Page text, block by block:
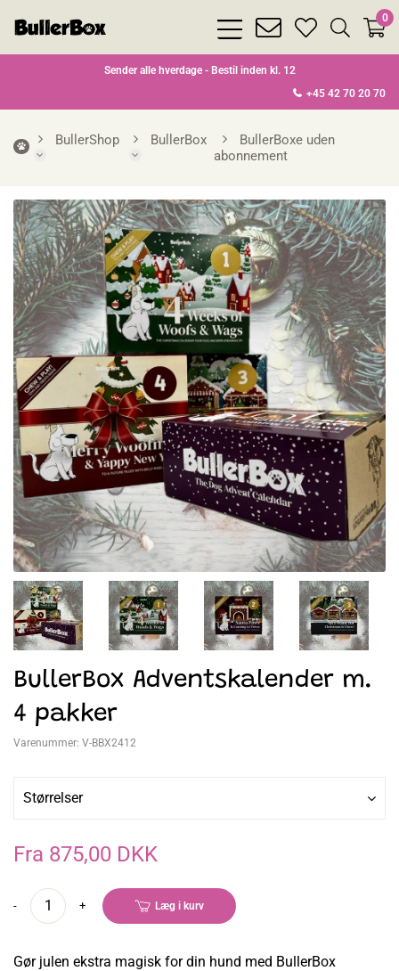
bars
light
envelope
heart
search
0
Sender alle hverdage - Bestil inden kl. 12
+45 42 70 20 70
BullerShop BullerBox
BullerBoxe uden
abonnement
BullerBox Adventskalender m.
4 pakker
Varenummer: V-BBX2412
Størrelser
Fra 875,00 DKK
- + Læg i kurv
Gør julen ekstra magisk for din hund med BullerBox